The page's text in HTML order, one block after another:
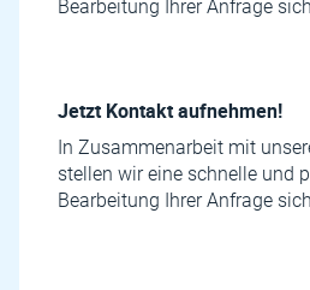
Bearbeitung Ihrer Anfrage
Jetzt Kontakt aufnehmen!
In Zusammenarbeit mit
stellen wir eine schnelle und
Bearbeitung Ihrer Anfrage